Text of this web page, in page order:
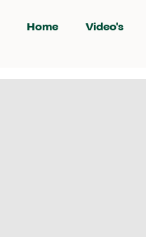
Home Video's